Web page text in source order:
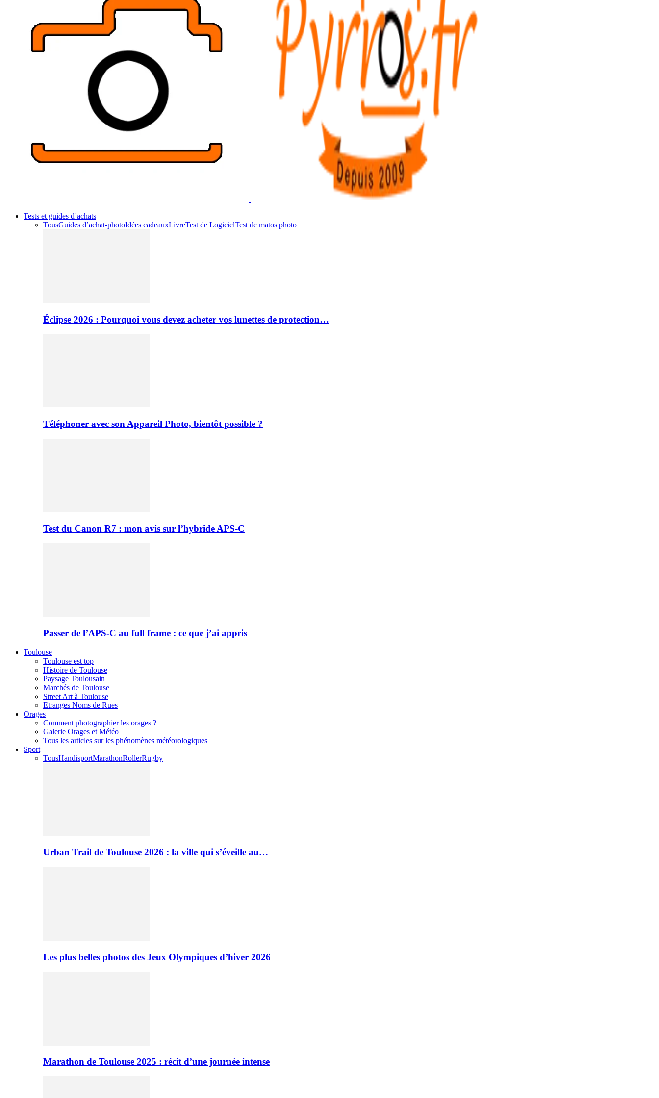
Tests et guides d’achats
TousGuides d’achat-photoIdées cadeauxLivreTest de LogicielTest de matos photo
Éclipse 2026 : Pourquoi vous devez acheter vos lunettes de protection…
Téléphoner avec son Appareil Photo, bientôt possible ?
Test du Canon R7 : mon avis sur l’hybride APS-C
Passer de l’APS-C au full frame : ce que j’ai appris
Toulouse
Toulouse est top
Histoire de Toulouse
Paysage Toulousain
Marchés de Toulouse
Street Art à Toulouse
Etranges Noms de Rues
Orages
Comment photographier les orages ?
Galerie Orages et Météo
Tous les articles sur les phénomènes météorologiques
Sport
TousHandisportMarathonRollerRugby
Urban Trail de Toulouse 2026 : la ville qui s’éveille au…
Les plus belles photos des Jeux Olympiques d’hiver 2026
Marathon de Toulouse 2025 : récit d’une journée intense